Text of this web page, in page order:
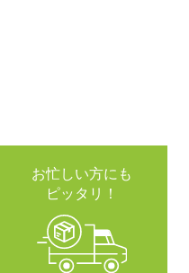
お忙しい方にも
ピッタリ！